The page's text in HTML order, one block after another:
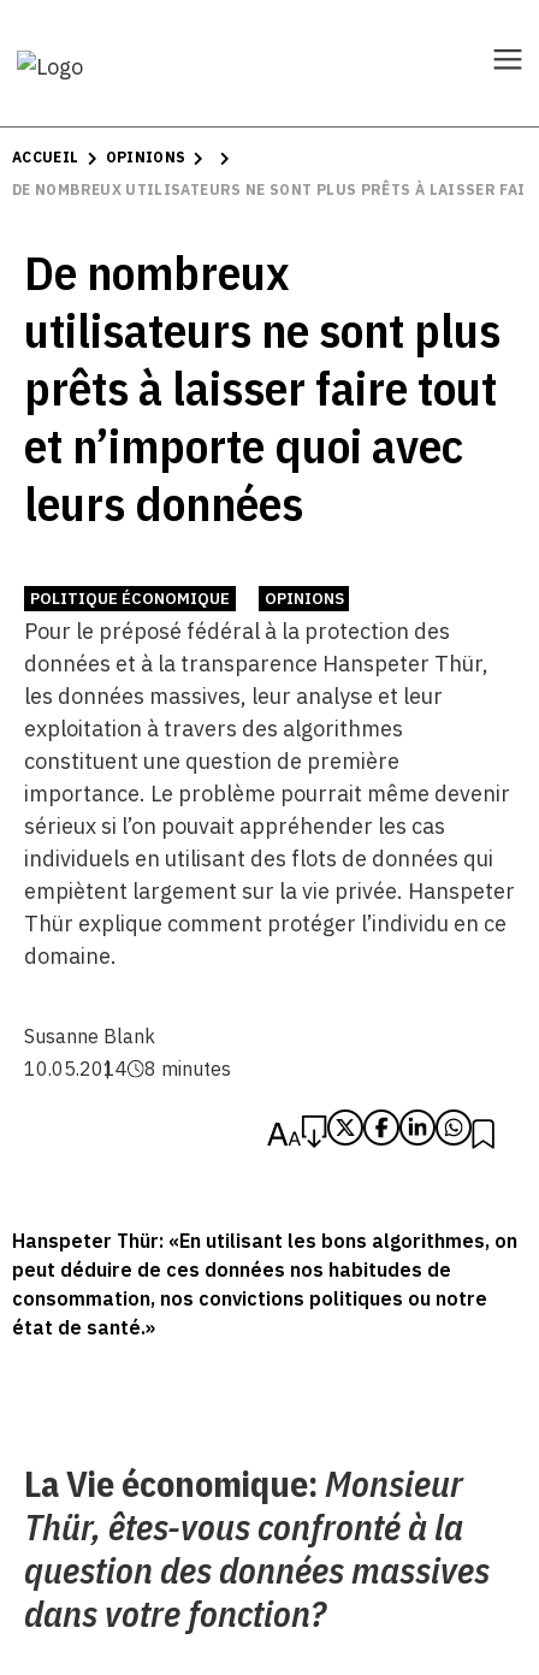
ACCUEIL
OPINIONS
DE NOMBREUX UTILISATEURS NE SONT PLUS PRÊTS À LAISSER
De nombreux
utilisateurs ne sont plus
prêts à laisser faire tout
et n’importe quoi avec
leurs données
POLITIQUE ÉCONOMIQUE OPINIONS
Pour le préposé fédéral à la protection des
données et à la transparence Hanspeter Thür,
les données massives, leur analyse et leur
exploitation à travers des algorithmes
constituent une question de première
importance. Le problème pourrait même devenir
sérieux si l’on pouvait appréhender les cas
individuels en utilisant des flots de données qui
empiètent largement sur la vie privée. Hanspeter
Thür explique comment protéger l’individu en ce
domaine.
Susanne Blank
10.05.2014
8 minutes
Hanspeter Thür: «En utilisant les bons algorithmes, on
peut déduire de ces données nos habitudes de
consommation, nos convictions politiques ou notre
état de santé.»
La Vie économique:Monsieur
Thür, êtes-vous confronté à la
question des données massives
dans votre fonction?